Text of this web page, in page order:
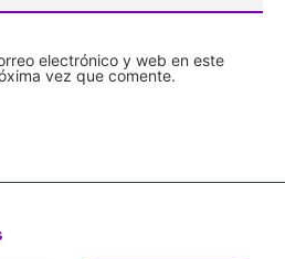
electrónico y web en este
vez que comente.